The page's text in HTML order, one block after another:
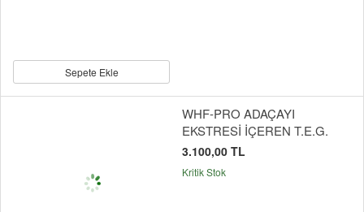
Sepete Ekle
WHF-PRO ADAÇAYI
EKSTRESİ İÇEREN T.E.G.
3.100,00 TL
Kritik Stok